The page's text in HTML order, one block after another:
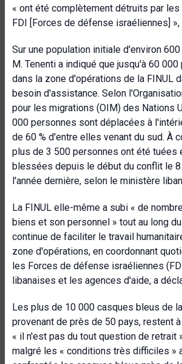
« ont été complètement détruits par
FDI [Forces de défense israéliennes]
Sur une population initiale d'environ
M. Tenenti a indiqué que jusqu'à 60
dans la zone d'opérations de la FINUL
besoin d'assistance. Selon
pour les migrations (OIM) des Nations
000 personnes sont déplacées à
de 60 % d'entre elles venant du sud. À
plus de 3 500 personnes ont été tuées
blessées depuis le début du conflit le
l'année dernière, selon le ministère
La FINUL elle-même a subi « de
biens et son personnel » tout au long
continue de faciliter le travail
zone d'opérations, en coordonnant
les Forces de défense israéliennes
libanaises et les agences d'aide, a
Les plus de 10 000 casques bleus de
provenant de près de 50 pays, restent
« il n'est pas du tout question de retrait
malgré les « conditions très difficiles »